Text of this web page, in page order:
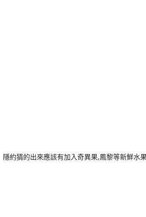
隱約猜的出來應該有加入奇異果,鳳黎等新鮮水